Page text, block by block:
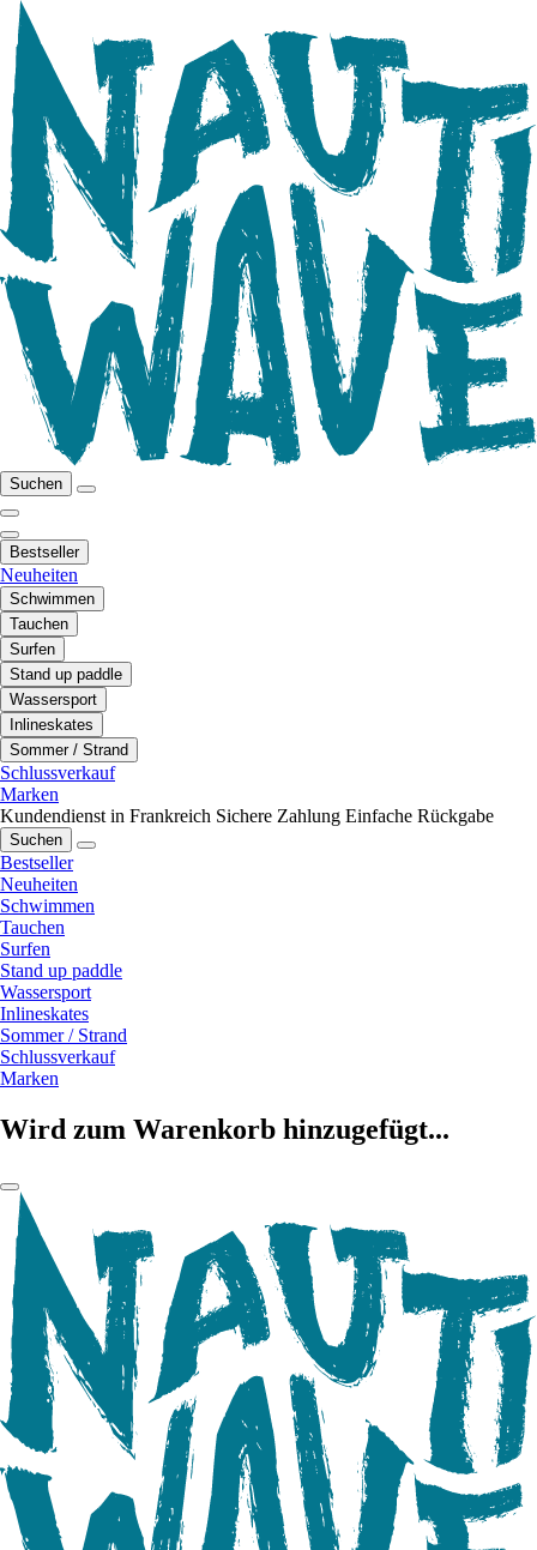
Suchen
Bestseller
Neuheiten
Schwimmen
Tauchen
Surfen
Stand up paddle
Wassersport
Inlineskates
Sommer / Strand
Schlussverkauf
Marken
Kundendienst in Frankreich Sichere Zahlung Einfache Rückgabe
Suchen
Bestseller
Neuheiten
Schwimmen
Tauchen
Surfen
Stand up paddle
Wassersport
Inlineskates
Sommer / Strand
Schlussverkauf
Marken
Wird zum Warenkorb hinzugefügt...